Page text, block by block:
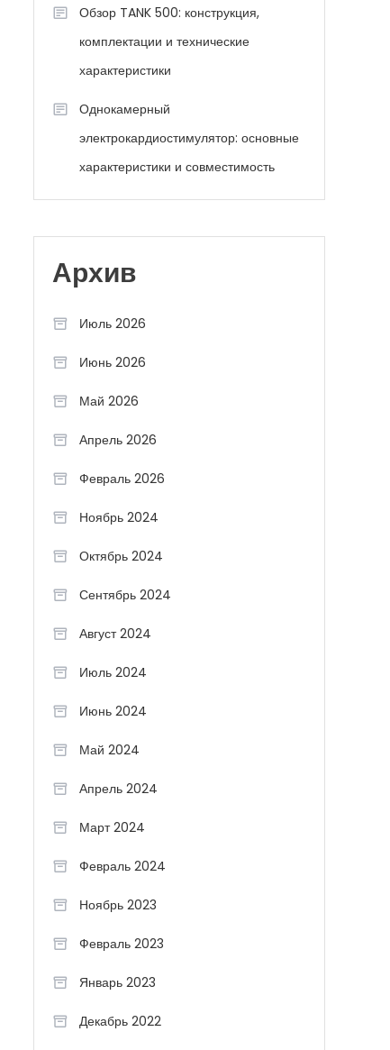
Обзор TANK 500: конструкция,
комплектации и технические
характеристики
Однокамерный
электрокардиостимулятор: основные
характеристики и совместимость
Архив
Июль 2026
Июнь 2026
Май 2026
Апрель 2026
Февраль 2026
Ноябрь 2024
Октябрь 2024
Сентябрь 2024
Август 2024
Июль 2024
Июнь 2024
Май 2024
Апрель 2024
Март 2024
Февраль 2024
Ноябрь 2023
Февраль 2023
Январь 2023
Декабрь 2022